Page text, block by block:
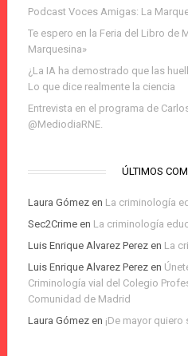
Podcast Voces Amigas: La
Te espero en la Feria del Libro de
Marquesina»
¿La IA ha demostrado que las
Lo que dice realmente la ciencia
Entrevista en el programa de
@MediodiaRNE.
ÚLTIMOS
Laura Gómezen La criminología
Sec2Crimeen La criminología
Luis Enrique Alvarez Perezen La
Luis Enrique Alvarez Perezen
Criminología vial del Colegio
Comunidad de Madrid
Laura Gómezen ¡De mayor